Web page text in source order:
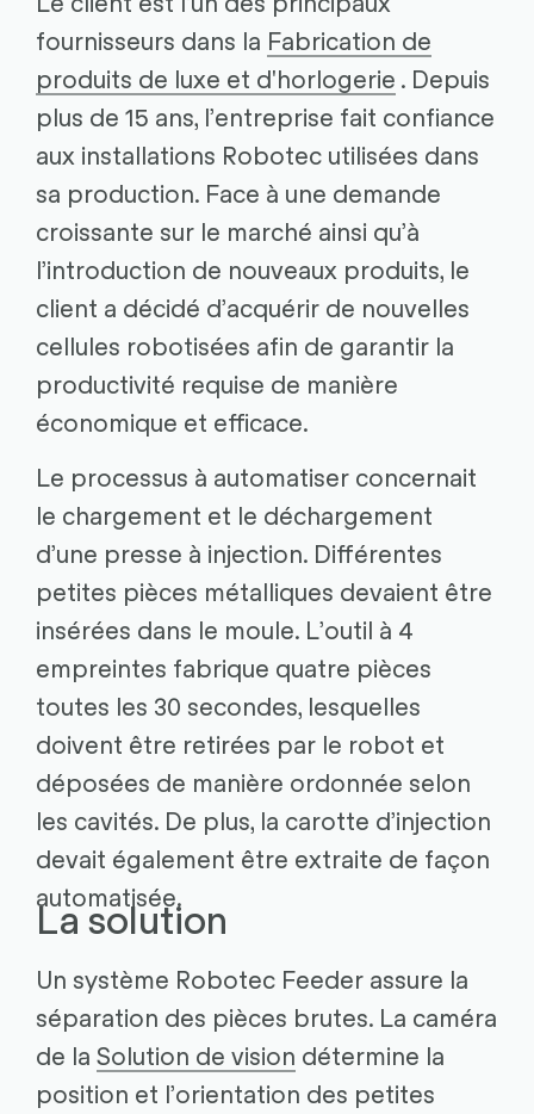
fournisseurs dans la Fabrication de
produits de luxe et d'horlogerie . Depuis
plus de 15 ans, l’entreprise fait confiance
aux installations Robotec utilisées dans
sa production. Face à une demande
croissante sur le marché ainsi qu’à
l’introduction de nouveaux produits, le
client a décidé d’acquérir de nouvelles
cellules robotisées afin de garantir la
productivité requise de manière
économique et efficace.
Le processus à automatiser concernait
le chargement et le déchargement
d’une presse à injection. Différentes
petites pièces métalliques devaient être
insérées dans le moule. L’outil à 4
empreintes fabrique quatre pièces
toutes les 30 secondes, lesquelles
doivent être retirées par le robot et
déposées de manière ordonnée selon
les cavités. De plus, la carotte d’injection
devait également être extraite de façon
automatisée.
La solution
Un système Robotec Feeder assure la
séparation des pièces brutes. La caméra
de la Solution de vision détermine la
position et l’orientation des petites